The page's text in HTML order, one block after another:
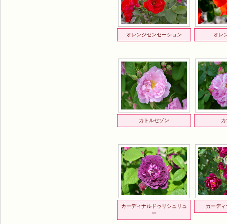
オレンジセンセーション オレ
カトルセゾン
カーディナルドゥリシュリュ
ー
カーデ